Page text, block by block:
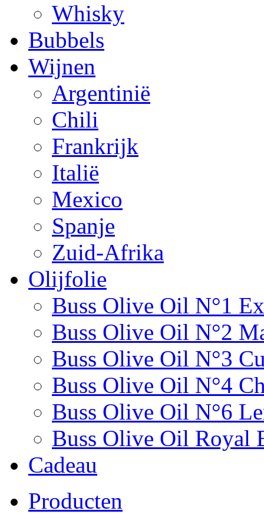
Whisky
Bubbels
Wijnen
Argentinië
Chili
Frankrijk
Italië
Mexico
Spanje
Zuid-Afrika
Olijfolie
Buss Olive Oil N°1
Buss Olive Oil N°2
Buss Olive Oil N°3
Buss Olive Oil N°4
Buss Olive Oil N°6
Buss Olive Oil Royal
Cadeau
Producten